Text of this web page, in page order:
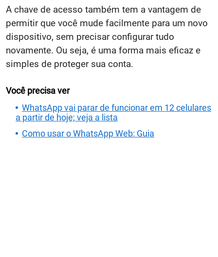
A chave de acesso também tem a vantagem de
permitir que você mude facilmente para um novo
dispositivo, sem precisar configurar tudo
novamente. Ou seja, é uma forma mais eficaz e
simples de proteger sua conta.
Você precisa ver
WhatsApp vai parar de funcionar em 12 celulares
a partir de hoje; veja a lista
Como usar o WhatsApp Web: Guia